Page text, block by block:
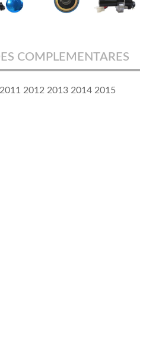
COMPLEMENTARES
2012 2013 2014 2015